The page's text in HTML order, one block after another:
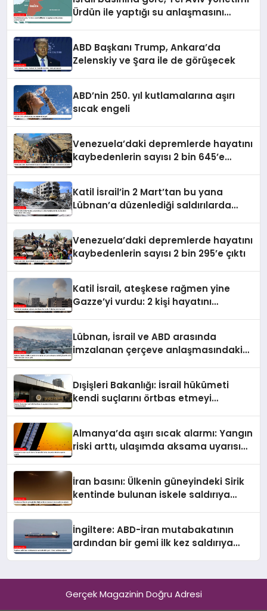
Ürdün ile yaptığı su anlaşmasını
ABD Başkanı Trump, Ankara’da
Zelenskiy ve Şara ile de görüşecek
ABD’nin 250. yıl kutlamalarına aşırı
sıcak engeli
Venezuela’daki depremlerde hayatını
kaybedenlerin sayısı 2 bin 645’e
Katil İsrail’in 2 Mart’tan bu yana
Lübnan’a düzenlediği saldırılarda
Venezuela’daki depremlerde hayatını
kaybedenlerin sayısı 2 bin 295’e çıktı
Katil İsrail, ateşkese rağmen yine
Gazze’yi vurdu: 2 kişi hayatını
Lübnan, İsrail ve ABD arasında
imzalanan çerçeve anlaşmasındaki
Dışişleri Bakanlığı: İsrail hükümeti
kendi suçlarını örtbas etmeyi
Almanya’da aşırı sıcak alarmı: Yangın
riski arttı, ulaşımda aksama uyarısı
İran basını: Ülkenin güneyindeki Sirik
kentinde bulunan iskele saldırıya
İngiltere: ABD-İran mutabakatının
ardından bir gemi ilk kez saldırıya
Gerçek Magazinin Doğru Adresi